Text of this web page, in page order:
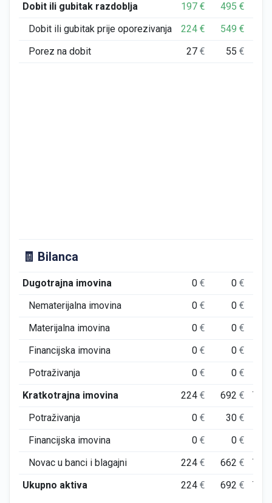
Dobit ili gubitak razdoblja
197€ 495€
Dobit ili gubitak prije oporezivanja
224€ 549€
Porez na dobit
27€ 55€
🧾 Bilanca
Dugotrajna imovina 0€ 0€
Nematerijalna imovina
0€ 0€
Materijalna imovina
0€ 0€
Financijska imovina
0€ 0€
Potraživanja
0€ 0€
Kratkotrajna imovina
224€ 692€ 743
Potraživanja
0€ 30€
Financijska imovina
0€ 0€
Novac u banci i blagajni
224€ 662€ 743
Ukupno aktiva
224€ 692€ 743